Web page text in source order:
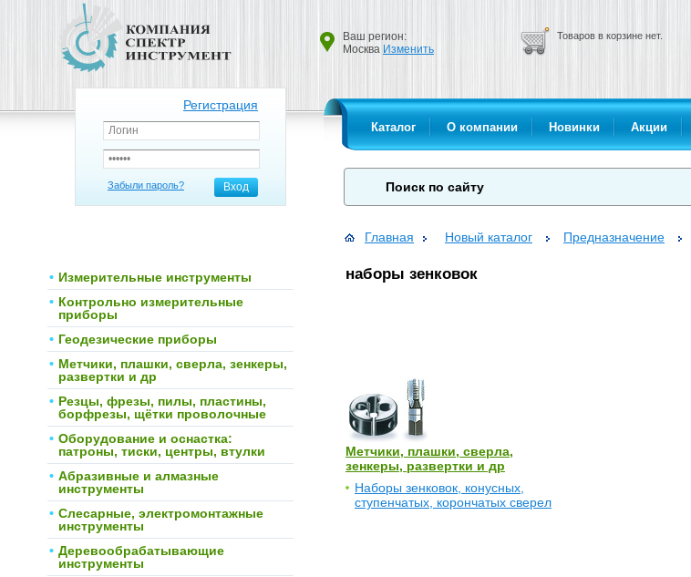
Ваш регион:
Москва Изменить
Товаров в корзине нет.
Регистрация
Забыли пароль? Вход
Каталог О компании Новинки Акции
Главная Новый каталог Предназначение
Измерительные инструменты
Контрольно измерительные
приборы
Геодезические приборы
Метчики, плашки, сверла, зенкеры,
развертки и др
Резцы, фрезы, пилы, пластины,
борфрезы, щётки проволочные
Оборудование и оснастка:
патроны, тиски, центры, втулки
Абразивные и алмазные
инструменты
Слесарные, электромонтажные
инструменты
Деревообрабатывающие
инструменты
наборы зенковок
Метчики, плашки, сверла,
зенкеры, развертки и др
Наборы зенковок, конусных,
ступенчатых, корончатых сверел